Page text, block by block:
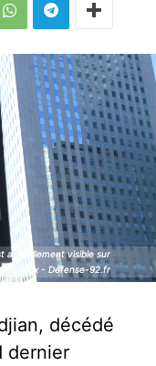
actuellement visible sur
- Defense-92.fr
actuellement visible sur
- Defense-92.fr
décédé
dernier